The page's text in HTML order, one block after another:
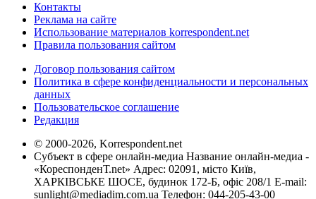
Контакты
Реклама на сайте
Использование материалов korrespondent.net
Правила пользования сайтом
Договор пользования сайтом
Политика в сфере конфиденциальности и персональных
данных
Пользовательское соглашение
Редакция
© 2000-2026, Korrespondent.net
Субъект в сфере онлайн-медиа Название онлайн-медиа -
«КореспонденТ.net» Адрес: 02091, місто Київ,
ХАРКІВСЬКЕ ШОСЕ, будинок 172-Б, офіс 208/1 E-mail:
sunlight@mediadim.com.ua Телефон: 044-205-43-00